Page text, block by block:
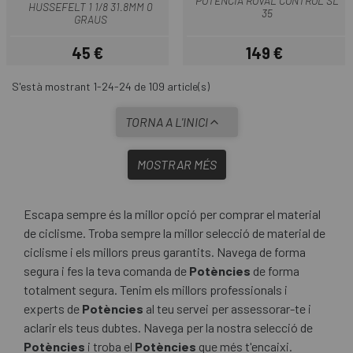
HUSSEFELT 1 1/8 31.8MM 0
GRAUS
Preu
45 €
35
Preu
149 €
S'està mostrant 1-24-24 de 109 article(s)
TORNA A L'INICI
MOSTRAR MÉS
Escapa sempre és la millor opció per comprar el material
de ciclisme. Troba sempre la millor selecció de material de
ciclisme i els millors preus garantits. Navega de forma
segura i fes la teva comanda de Potències de forma
totalment segura. Tenim els millors professionals i
experts de Potències al teu servei per assessorar-te i
aclarir els teus dubtes. Navega per la nostra selecció de
Potències i troba el Potències que més t'encaixi.